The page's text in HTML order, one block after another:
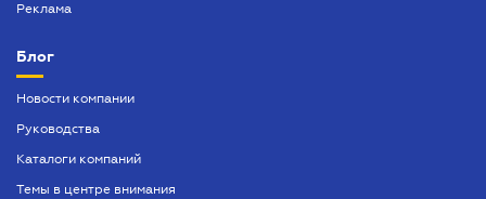
Реклама
Блог
Новости компании
Руководства
Каталоги компаний
Темы в центре внимания